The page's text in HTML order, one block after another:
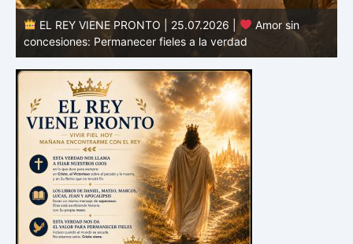
EL REY VIENE PRONTO | 24.07.2026 |
Valor para
defender la verdad: Permanecer fieles en tiempos de
confusión